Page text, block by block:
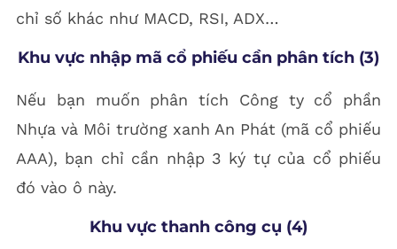
chỉ số khác như MACD, RSI, ADX…
Khu vực nhập mã cổ phiếu cần phân tích (3)
Nếu bạn muốn phân tích Công ty cổ phần
Nhựa và Môi trường xanh An Phát (mã cổ phiếu
AAA), bạn chỉ cần nhập 3 ký tự của cổ phiếu
đó vào ô này.
Khu vực thanh công cụ (4)